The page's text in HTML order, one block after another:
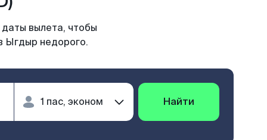
вылета, чтобы
Ыгдыр недорого.
Найти